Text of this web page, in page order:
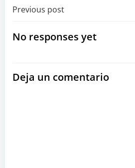
Navegación
por
entradas
Previous post
No responses yet
Deja un comentario